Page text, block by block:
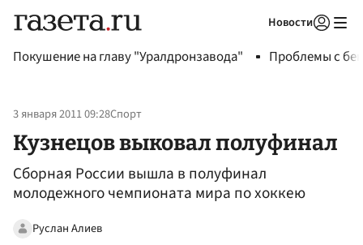
Новости
Покушение на главу "Уралдронзавода" Проблемы с
3 января 2011 09:28Спорт
Кузнецов выковал полуфинал
Cборная России вышла в полуфинал
молодежного чемпионата мира по хоккею
Руслан Алиев